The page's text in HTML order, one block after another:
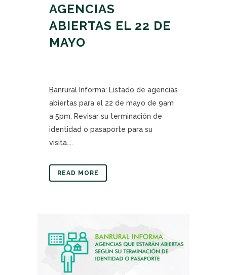
AGENCIAS
ABIERTAS EL 22 DE
MAYO
Banrural Informa: Listado de agencias
abiertas para el 22 de mayo de 9am
a 5pm. Revisar su terminación de
identidad o pasaporte para su
visita....
READ MORE